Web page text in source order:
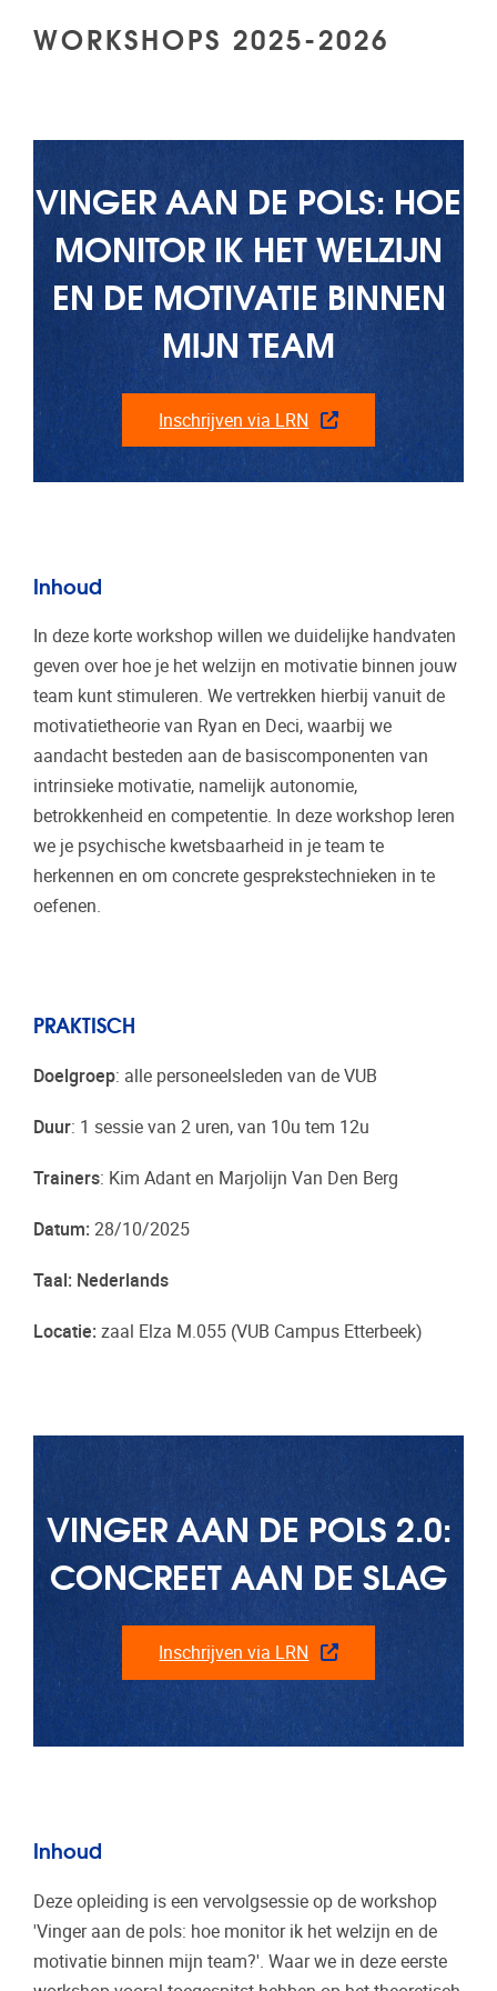
WORKSHOPS 2025-2026
VINGER AAN DE POLS: HOE
MONITOR IK HET WELZIJN
EN DE MOTIVATIE BINNEN
MIJN TEAM
Inschrijven via LRN
Inhoud
In deze korte workshop willen we duidelijke handvaten
geven over hoe je het welzijn en motivatie binnen jouw
team kunt stimuleren. We vertrekken hierbij vanuit de
motivatietheorie van Ryan en Deci, waarbij we
aandacht besteden aan de basiscomponenten van
intrinsieke motivatie, namelijk autonomie,
betrokkenheid en competentie. In deze workshop leren
we je psychische kwetsbaarheid in je team te
herkennen en om concrete gesprekstechnieken in te
oefenen.
PRAKTISCH
Doelgroep: alle personeelsleden van de VUB
Duur: 1 sessie van 2 uren, van 10u tem 12u
Trainers: Kim Adant en Marjolijn Van Den Berg
Datum: 28/10/2025
Taal: Nederlands
Locatie: zaal Elza M.055 (VUB Campus Etterbeek)
VINGER AAN DE POLS 2.0:
CONCREET AAN DE SLAG
Inschrijven via LRN
Inhoud
Deze opleiding is een vervolgsessie op de workshop
'Vinger aan de pols: hoe monitor ik het welzijn en de
motivatie binnen mijn team?'. Waar we in deze eerste